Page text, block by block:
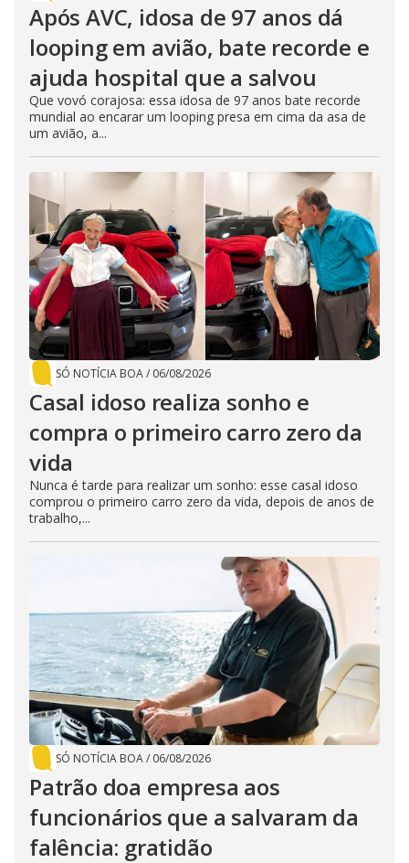
Após AVC, idosa de 97 anos dá
looping em avião, bate recorde e
ajuda hospital que a salvou
Que vovó corajosa: essa idosa de 97 anos bate recorde
mundial ao encarar um looping presa em cima da asa de
um avião, a...
SÓ NOTÍCIA BOA/ 06/08/2026
Casal idoso realiza sonho e
compra o primeiro carro zero da
vida
Nunca é tarde para realizar um sonho: esse casal idoso
comprou o primeiro carro zero da vida, depois de anos de
trabalho,...
SÓ NOTÍCIA BOA/ 06/08/2026
Patrão doa empresa aos
funcionários que a salvaram da
falência: gratidão